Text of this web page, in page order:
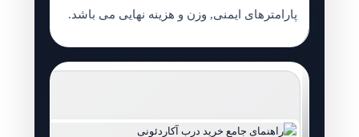
پارامترهای ایمنی, وزن و هزینه نهایی می باشد.